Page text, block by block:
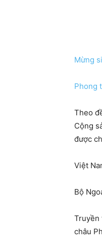
Mừng
Phong
Theo
Cộng
được
Việt
Bộ
Truyền
châu